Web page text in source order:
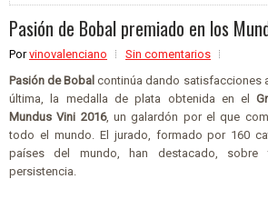
Pasión de Bobal premiado en los
Porvinovalenciano
Sin comentarios
Pasión de Bobal continúa dando satisfacciones
última, la medalla de plata obtenida en el
Mundus Vini 2016, un galardón por el que
todo el mundo. El jurado, formado por 160
países del mundo, han destacado,
persistencia.